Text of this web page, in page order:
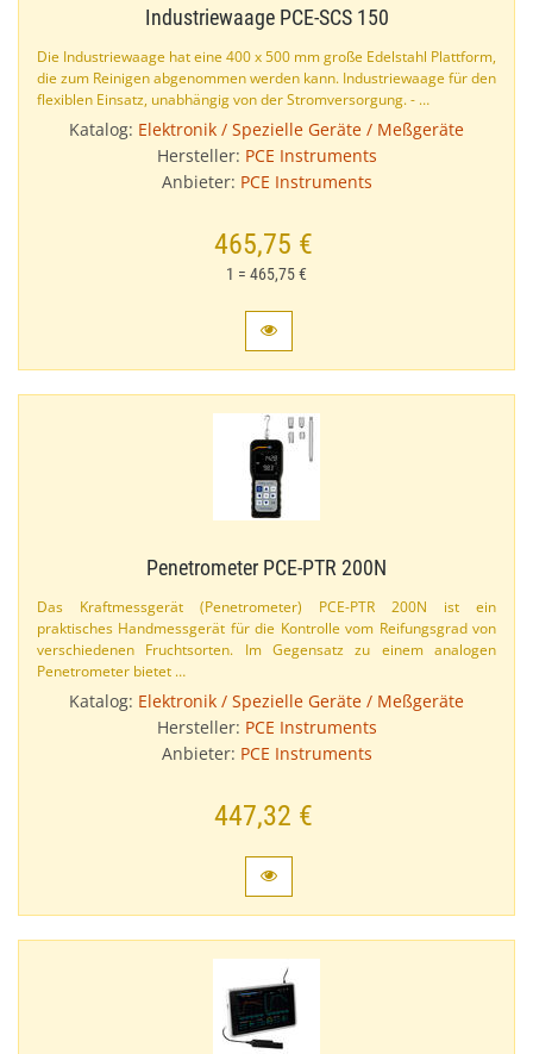
Industriewaage PCE-​SCS 150
Die Industriewaage hat eine 400 x 500 mm große Edelstahl Plattform,
die zum Reinigen abgenommen werden kann. Industriewaage für den
flexiblen Einsatz, unabhängig von der Stromversorgung. - …
Katalog: Elektronik / Spezielle Geräte / Meßgeräte
Hersteller: PCE Instruments
Anbieter: PCE Instruments
465,75 €
1 = 465,75 €
Penetrometer PCE-​PTR 200N
Das Kraftmessgerät (Penetrometer) PCE-​PTR 200N ist ein
praktisches Handmessgerät für die Kontrolle vom Reifungsgrad von
verschiedenen Fruchtsorten. Im Gegensatz zu einem analogen
Penetrometer bietet …
Katalog: Elektronik / Spezielle Geräte / Meßgeräte
Hersteller: PCE Instruments
Anbieter: PCE Instruments
447,32 €